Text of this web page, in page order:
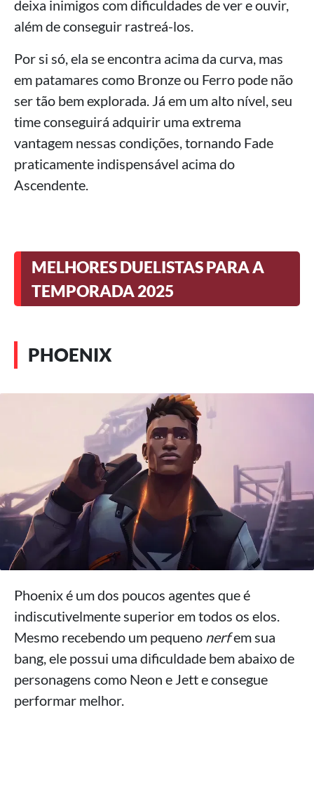
deixa inimigos com dificuldades de ver e ouvir,
além de conseguir rastreá-los.
Por si só, ela se encontra acima da curva, mas
em patamares como Bronze ou Ferro pode não
ser tão bem explorada. Já em um alto nível, seu
time conseguirá adquirir uma extrema
vantagem nessas condições, tornando Fade
praticamente indispensável acima do
Ascendente.
MELHORES DUELISTAS PARA A
TEMPORADA 2025
PHOENIX
Phoenix é um dos poucos agentes que é
indiscutivelmente superior em todos os elos.
Mesmo recebendo um pequeno nerfem sua
bang, ele possui uma dificuldade bem abaixo de
personagens como Neon e Jett e consegue
performar melhor.